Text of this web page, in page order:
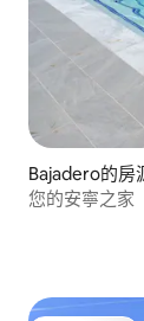
Bajadero的房
您的安寧之家